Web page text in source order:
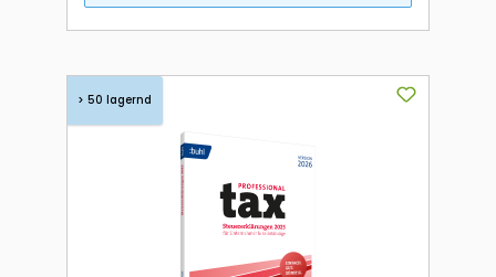
> 50 lagernd